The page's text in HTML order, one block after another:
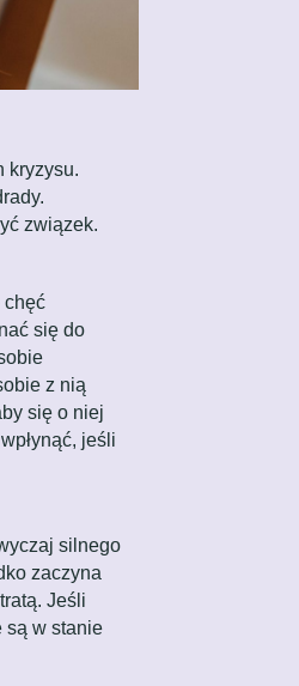
kryzysu.
związek.
chęć
się do
z nią
się o niej
jeśli
silnego
zaczyna
Jeśli
są w stanie